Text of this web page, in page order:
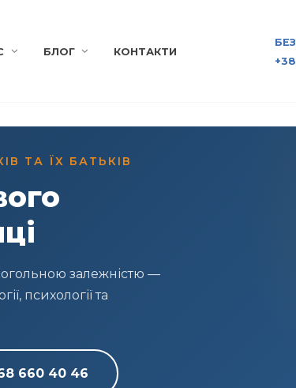
БЛОГ КОНТАКТИ
ТА ЇХ БАТЬКІВ
залежністю —
психології та
660 40 46